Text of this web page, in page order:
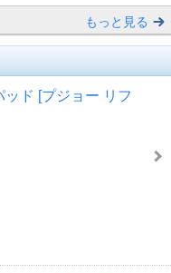
もっと見る
ッド [プジョー リフ